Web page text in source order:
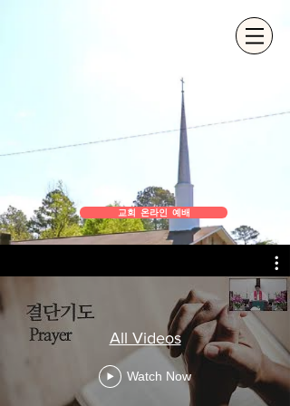
교회 온라인 예배
All Videos
Watch Now